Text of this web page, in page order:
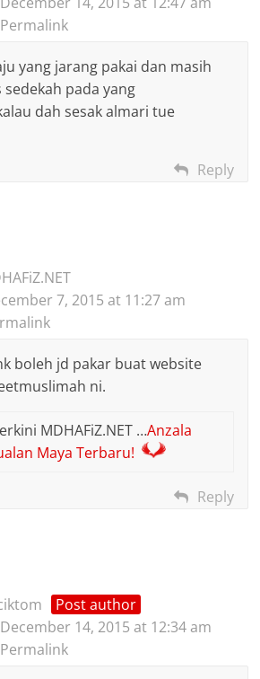
Permalink
yang jarang pakai dan masih
sedekah pada yang
dah sesak almari tue
Reply
7, 2015 at 11:27 am
boleh jd pakar buat website
ni.
MDHAFiZ.NET …Anzala
Maya Terbaru!
Reply
Post author
December 14, 2015 at 12:34 am
Permalink